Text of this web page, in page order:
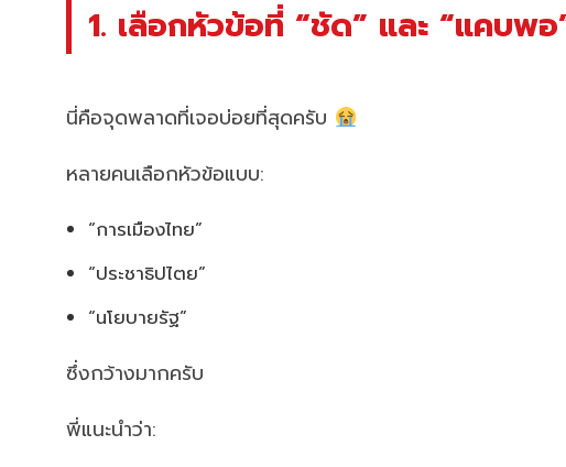
1. เลือกหัวข้อที่ “ชัด” และ “แคบพอ
นี่คือจุดพลาดที่เจอบ่อยที่สุดครับ
หลายคนเลือกหัวข้อแบบ:
“การเมืองไทย”
“ประชาธิปไตย”
“นโยบายรัฐ”
ซึ่งกว้างมากครับ
พี่แนะนำว่า: